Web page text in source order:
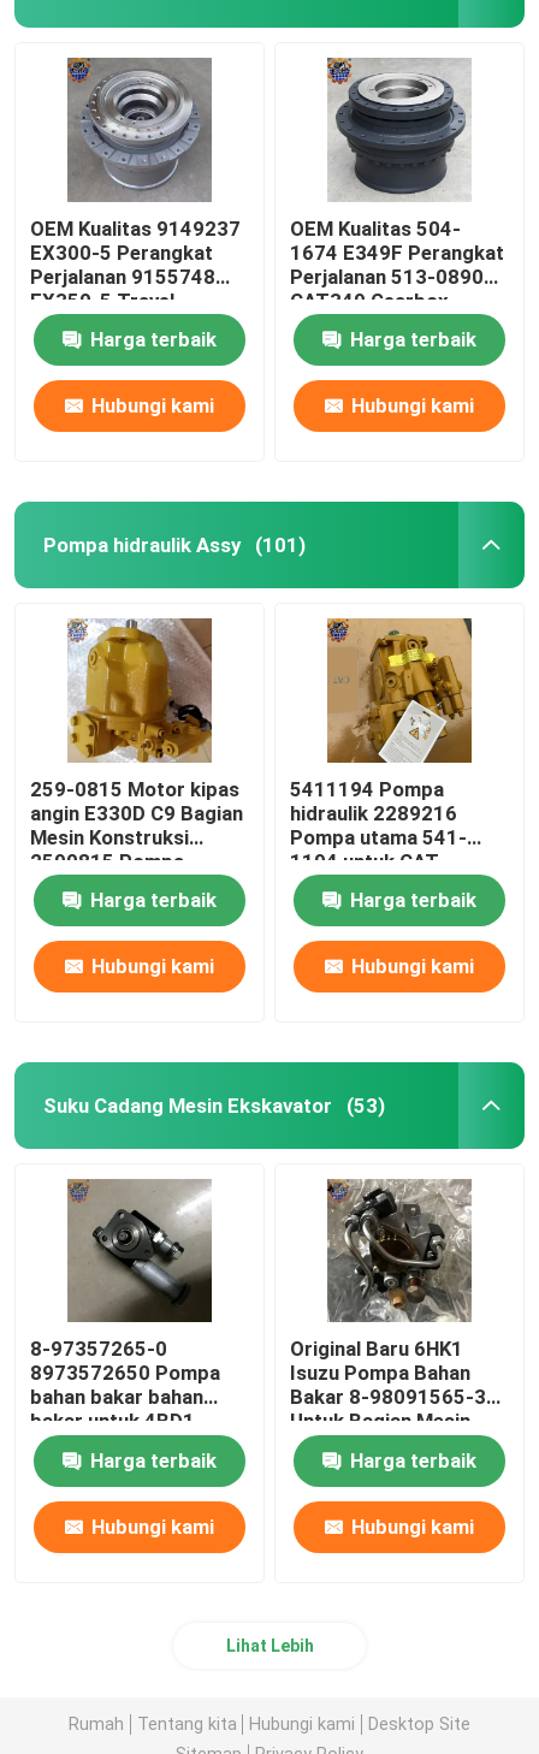
OEM Kualitas 9149237
EX300-5 Perangkat
Perjalanan 9155748
EX350-5 Travel
Gearbox
Harga terbaik
Hubungi kami
OEM Kualitas 504-
1674 E349F Perangkat
Perjalanan 513-0890
CAT349 Gearbox
Perjalanan
Harga terbaik
Hubungi kami
Pompa hidraulik Assy (101)
259-0815 Motor kipas
angin E330D C9 Bagian
Mesin Konstruksi
2590815 Pompa
Piston
Harga terbaik
Hubungi kami
5411194 Pompa
hidraulik 2289216
Pompa utama 541-
1194 untuk CAT
Backhoe Loader
Harga terbaik
Hubungi kami
Suku Cadang Mesin Ekskavator (53)
8-97357265-0
8973572650 Pompa
bahan bakar bahan
bakar untuk 4BD1
4BG1 Excavator
EX200-5Harga terbaik
Hubungi kami
Original Baru 6HK1
Isuzu Pompa Bahan
Bakar 8-98091565-3
Untuk Bagian Mesin
Harga terbaik
Hubungi kami
Lihat Lebih
Rumah Tentang kita Hubungi kami
Desktop Site